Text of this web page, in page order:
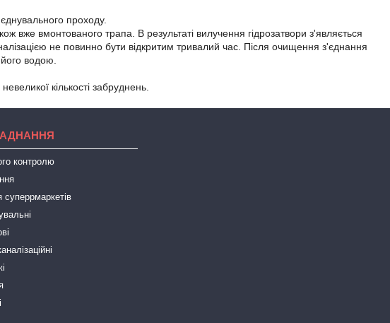
проходу.
вже вмонтованого трапа. В результаті вилучення гідрозатвори з'являється
не повинно бути відкритим тривалий час. Після очищення з'єднання
водою.
кількості забруднень.
контролю